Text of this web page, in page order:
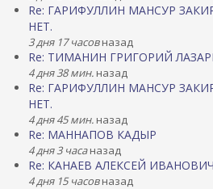
Re: ГАРИФУЛЛИН МАНСУР
НЕТ.
3 дня 17 часовназад
Re: ТИМАНИН ГРИГОРИЙ
4 дня 38 мин. назад
Re: ГАРИФУЛЛИН МАНСУР
НЕТ.
4 дня 45 мин. назад
Re: МАННАПОВ КАДЫР
4 дня 3 часаназад
Re: КАНАЕВ АЛЕКСЕЙ ИВАНОВИЧ
4 дня 15 часовназад